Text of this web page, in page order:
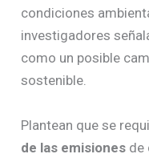
condiciones
investigadores
como un posible
sostenible.
Plantean que se
de las emisiones de